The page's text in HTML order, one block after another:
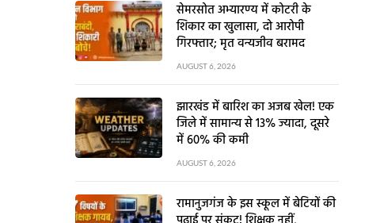
सेमरसोत अभ्यारण्य में कोटरी के
शिकार का खुलासा, दो आरोपी
गिरफ्तार; मृत वन्यजीव बरामद
AUGUST 6, 2026
झारखंड में बारिश का अजब खेल! एक
जिले में सामान्य से 13% ज्यादा, दूसरे
में 60% की कमी
AUGUST 6, 2026
रामानुजगंज के इस स्कूल में बेटियों की